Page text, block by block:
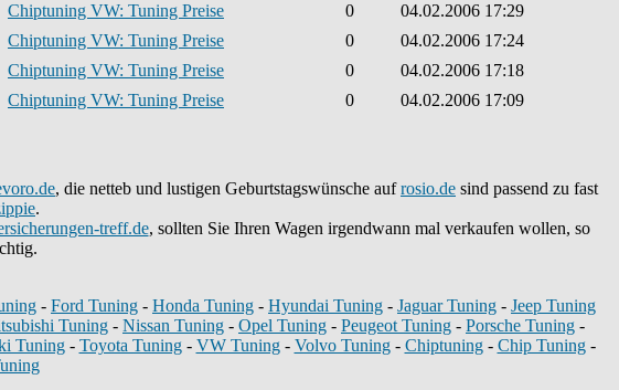
Chiptuning VW: Tuning Preise 0
04.02.2006 17:29
Chiptuning VW: Tuning Preise 0
04.02.2006 17:24
Chiptuning VW: Tuning Preise 0
04.02.2006 17:18
Chiptuning VW: Tuning Preise 0 04.02.2006 17:09
, die netteb und lustigen Geburtstagswünsche aufrosio.de sind passend zu fast
.
treff.de, sollten Sie Ihren Wagen irgendwann mal verkaufen wollen, so
- Ford Tuning - Honda Tuning - Hyundai Tuning - Jaguar Tuning - Jeep Tuning
Tuning - Nissan Tuning - Opel Tuning - Peugeot Tuning - Porsche Tuning -
Tuning- Toyota Tuning- VW Tuning- Volvo Tuning- Chiptuning- Chip Tuning-